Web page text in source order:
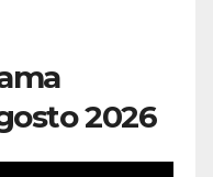
2026